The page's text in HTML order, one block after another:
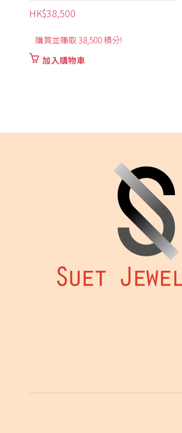
HK$13,100
購買並賺取 13,100 積分!
加入購物車